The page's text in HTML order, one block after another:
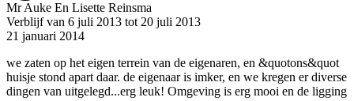
Mr Auke En Lisette Reinsma
Verblijf van 6 juli 2013 tot 20 juli 2013
21 januari 2014
we zaten op het eigen terrein van de eigenaren, en &quotons&quot
huisje stond apart daar. de eigenaar is imker, en we kregen er diverse
dingen van uitgelegd...erg leuk! Omgeving is erg mooi en de ligging